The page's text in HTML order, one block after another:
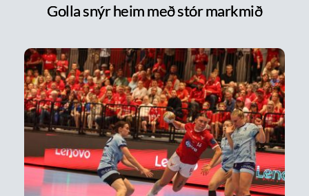
Golla snýr heim með stór markmið